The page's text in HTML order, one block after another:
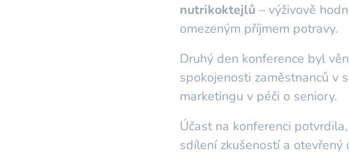
nutrikoktejlů – výživově
omezeným příjmem potravy.
Druhý den konference byl
spokojenosti zaměstnanců v
marketingu v péči o seniory.
Účast na konferenci
sdílení zkušeností a